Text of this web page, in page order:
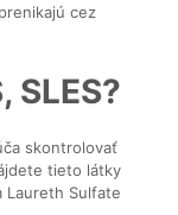
cez
SLES?
skontrolovať
tieto látky
Laureth Sulfate